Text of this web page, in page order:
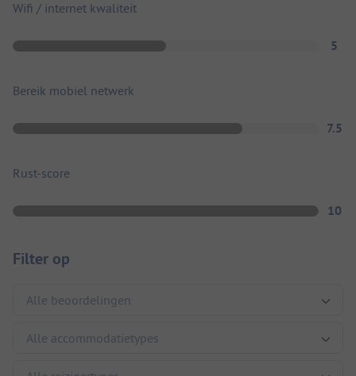
Wifi / internet kwaliteit
5
Bereik mobiel netwerk
7.5
Rust-score
10
Filter op